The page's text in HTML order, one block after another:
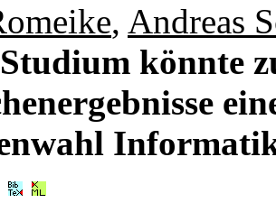
, Andreas
könnte